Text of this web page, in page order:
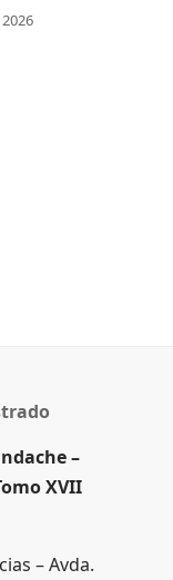
–
XVII
– Avda.